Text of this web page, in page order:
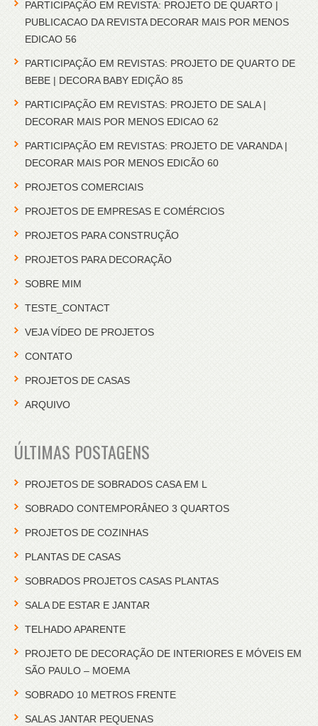
PARTICIPAÇÃO EM REVISTA: PROJETO DE QUARTO |
PUBLICACAO DA REVISTA DECORAR MAIS POR MENOS
EDICAO 56
PARTICIPAÇÃO EM REVISTAS: PROJETO DE QUARTO DE
BEBE | DECORA BABY EDIÇÃO 85
PARTICIPAÇÃO EM REVISTAS: PROJETO DE SALA |
DECORAR MAIS POR MENOS EDICAO 62
PARTICIPAÇÃO EM REVISTAS: PROJETO DE VARANDA |
DECORAR MAIS POR MENOS EDICÃO 60
PROJETOS COMERCIAIS
PROJETOS DE EMPRESAS E COMÉRCIOS
PROJETOS PARA CONSTRUÇÃO
PROJETOS PARA DECORAÇÃO
SOBRE MIM
TESTE_CONTACT
VEJA VÍDEO DE PROJETOS
CONTATO
PROJETOS DE CASAS
ARQUIVO
ÚLTIMAS POSTAGENS
PROJETOS DE SOBRADOS CASA EM L
SOBRADO CONTEMPORÂNEO 3 QUARTOS
PROJETOS DE COZINHAS
PLANTAS DE CASAS
SOBRADOS PROJETOS CASAS PLANTAS
SALA DE ESTAR E JANTAR
TELHADO APARENTE
PROJETO DE DECORAÇÃO DE INTERIORES E MÓVEIS EM
SÃO PAULO – MOEMA
SOBRADO 10 METROS FRENTE
SALAS JANTAR PEQUENAS